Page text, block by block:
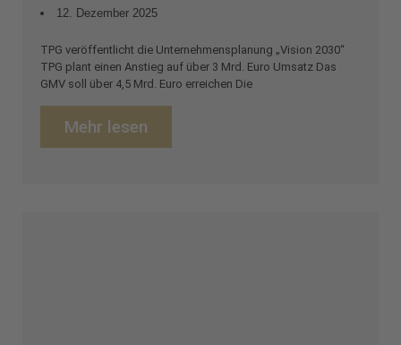
12. Dezember 2025
TPG veröffentlicht die Unternehmensplanung „Vision 2030“
TPG plant einen Anstieg auf über 3 Mrd. Euro Umsatz Das
GMV soll über 4,5 Mrd. Euro erreichen Die
Mehr lesen